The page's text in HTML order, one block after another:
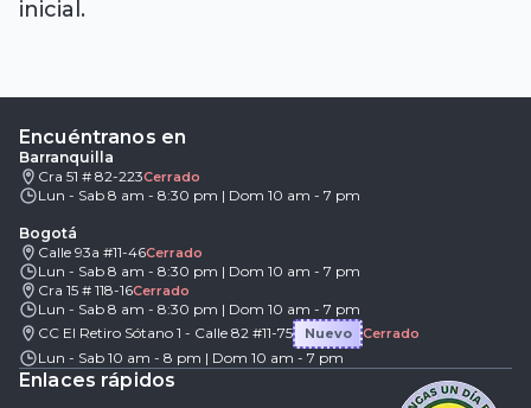
inicial.
Encuéntranos en
Barranquilla
Cra 51 # 82-223Cerrado
Lun - Sab 8 am - 8:30 pm | Dom 10 am - 7 pm
Bogotá
Calle 93a #11-46Cerrado
Lun - Sab 8 am - 8:30 pm | Dom 10 am - 7 pm
Cra 15 # 118-16Cerrado
Lun - Sab 8 am - 8:30 pm | Dom 10 am - 7 pm
CC El Retiro Sótano 1 - Calle 82 #11-75
Nuevo Cerrado
Lun - Sab 10 am - 8 pm | Dom 10 am - 7 pm
Enlaces rápidos